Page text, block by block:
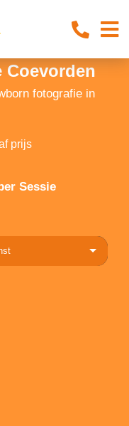
Coevorden
fotografie in
prijs
Sessie